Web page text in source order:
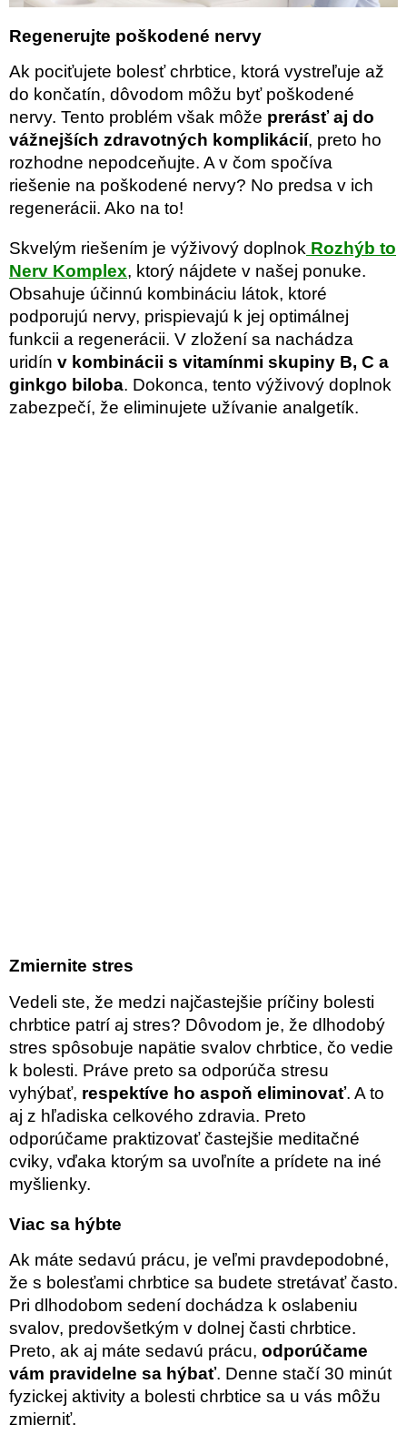
Regenerujte poškodené nervy
Ak pociťujete bolesť chrbtice, ktorá vystreľuje až
do končatín, dôvodom môžu byť poškodené
nervy. Tento problém však môže prerásť aj do
vážnejších zdravotných komplikácií, preto ho
rozhodne nepodceňujte. A v čom spočíva
riešenie na poškodené nervy? No predsa v ich
regenerácii. Ako na to!
Skvelým riešením je výživový doplnok Rozhýb to
Nerv Komplex, ktorý nájdete v našej ponuke.
Obsahuje účinnú kombináciu látok, ktoré
podporujú nervy, prispievajú k jej optimálnej
funkcii a regenerácii. V zložení sa nachádza
uridín v kombinácii s vitamínmi skupiny B, C a
ginkgo biloba. Dokonca, tento výživový doplnok
zabezpečí, že eliminujete užívanie analgetík.
Zmiernite stres
Vedeli ste, že medzi najčastejšie príčiny bolesti
chrbtice patrí aj stres? Dôvodom je, že dlhodobý
stres spôsobuje napätie svalov chrbtice, čo vedie
k bolesti. Práve preto sa odporúča stresu
vyhýbať, respektíve ho aspoň eliminovať. A to
aj z hľadiska celkového zdravia. Preto
odporúčame praktizovať častejšie meditačné
cviky, vďaka ktorým sa uvoľníte a prídete na iné
myšlienky.
Viac sa hýbte
Ak máte sedavú prácu, je veľmi pravdepodobné,
že s bolesťami chrbtice sa budete stretávať často.
Pri dlhodobom sedení dochádza k oslabeniu
svalov, predovšetkým v dolnej časti chrbtice.
Preto, ak aj máte sedavú prácu, odporúčame
vám pravidelne sa hýbať. Denne stačí 30 minút
fyzickej aktivity a bolesti chrbtice sa u vás môžu
zmierniť.